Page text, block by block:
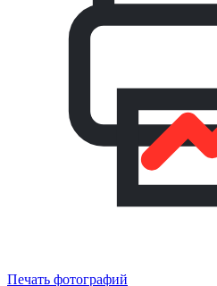
Печать фотографий